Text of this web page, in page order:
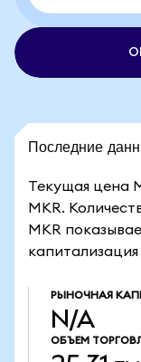
Последние
Текущая цена
MKR.
MKR
РЫНОЧНАЯ
N/A
ОБЪЕМ